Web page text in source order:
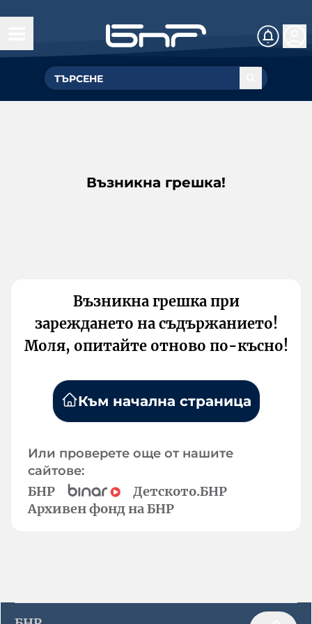
Възникна грешка!
Възникна грешка при
зареждането на съдържанието!
Моля, опитайте отново по-късно!
Към начална страница
Или проверете още от нашите
сайтове:
БНР
Детското.БНР
Архивен фонд на БНР